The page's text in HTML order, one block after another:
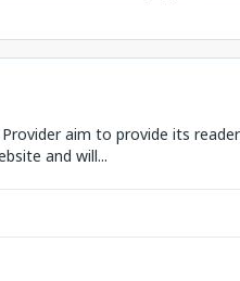
aim to provide its
and will...